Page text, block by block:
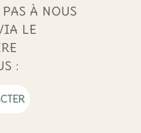
PAS À NOUS
LE
: